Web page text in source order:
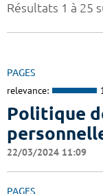
Résultats 1 à 25
PAGES
relevance:
Politique
22/03/2024 11:09
PAGES